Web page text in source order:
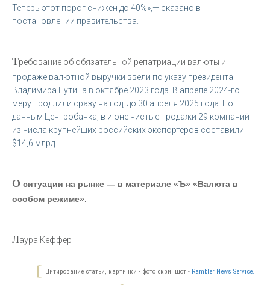
Теперь этот порог снижен до 40%»,— сказано в
постановлении правительства.
Требование об обязательной репатриации валюты и
продаже валютной выручки ввели по указу президента
Владимира Путина в октябре 2023 года. В апреле 2024-го
меру продлили сразу на год, до 30 апреля 2025 года. По
данным Центробанка, в июне чистые продажи 29 компаний
из числа крупнейших российских экспортеров составили
$14,6 млрд.
О ситуации на рынке — в материале «Ъ» «Валюта в
особом режиме».
Лаура Кеффер
Цитирование статьи, картинки - фото скриншот - Rambler News Service.